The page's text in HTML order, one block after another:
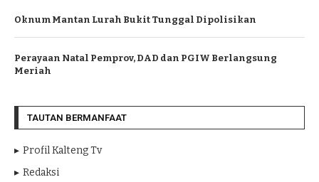
Oknum Mantan Lurah Bukit Tunggal Dipolisikan
Perayaan Natal Pemprov, DAD dan PGIW Berlangsung
Meriah
TAUTAN BERMANFAAT
Profil Kalteng Tv
Redaksi